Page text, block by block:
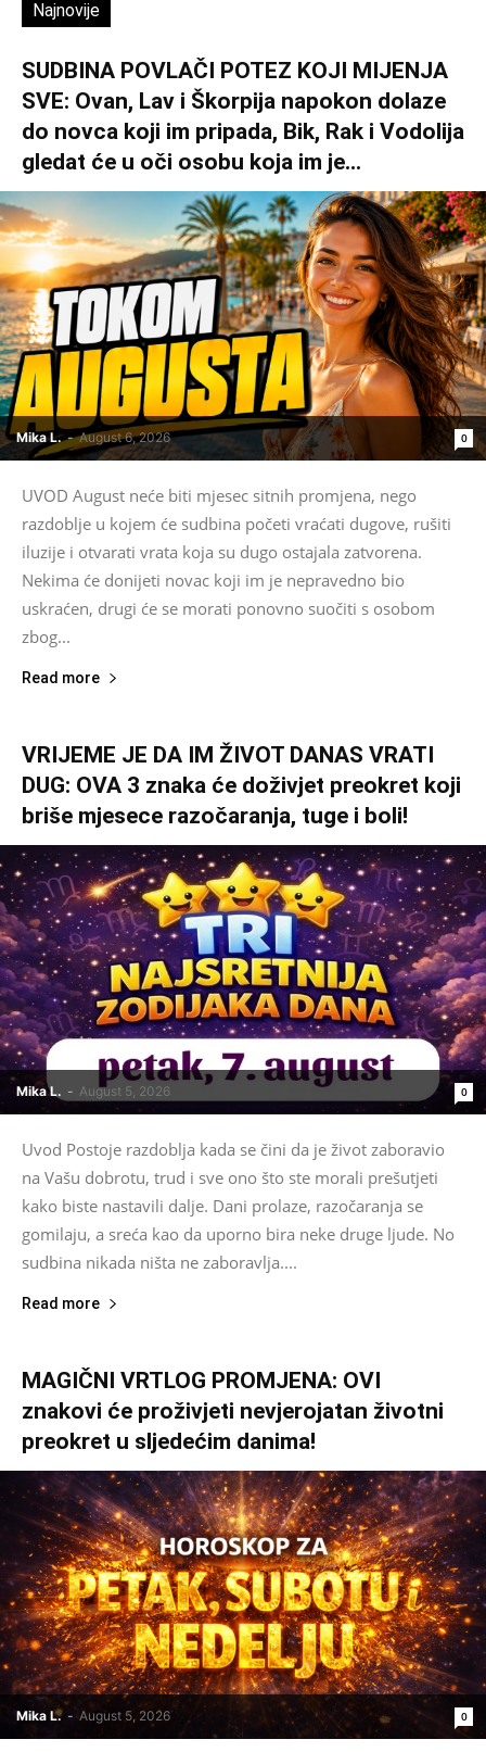
Najnovije
SUDBINA POVLAČI POTEZ KOJI MIJENJA
SVE: Ovan, Lav i Škorpija napokon dolaze
do novca koji im pripada, Bik, Rak i Vodolija
gledat će u oči osobu koja im je...
Mika L. - August 6, 2026 0
UVOD August neće biti mjesec sitnih promjena, nego
razdoblje u kojem će sudbina početi vraćati dugove, rušiti
iluzije i otvarati vrata koja su dugo ostajala zatvorena.
Nekima će donijeti novac koji im je nepravedno bio
uskraćen, drugi će se morati ponovno suočiti s osobom
zbog...
Read more
VRIJEME JE DA IM ŽIVOT DANAS VRATI
DUG: OVA 3 znaka će doživjet preokret koji
briše mjesece razočaranja, tuge i boli!
Mika L. - August 5, 2026 0
Uvod Postoje razdoblja kada se čini da je život zaboravio
na Vašu dobrotu, trud i sve ono što ste morali prešutjeti
kako biste nastavili dalje. Dani prolaze, razočaranja se
gomilaju, a sreća kao da uporno bira neke druge ljude. No
sudbina nikada ništa ne zaboravlja....
Read more
MAGIČNI VRTLOG PROMJENA: OVI
znakovi će proživjeti nevjerojatan životni
preokret u sljedećim danima!
Mika L. - August 5, 2026 0